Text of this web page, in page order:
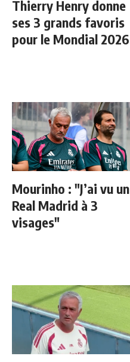
Thierry Henry donne
ses 3 grands favoris
pour le Mondial 2026
Mourinho : "J’ai vu un
Real Madrid à 3
visages"